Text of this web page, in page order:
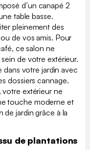
d’un canapé 2
table basse.
pleinement des
de vos amis. Pour
ce salon ne
de votre extérieur.
dans votre jardin avec
dossiers cannage.
extérieur ne
touche moderne et
de jardin grâce à la
de plantations